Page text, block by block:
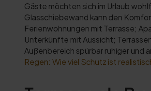
Gäste möchten sich im Urlaub
Glasschiebewand kann den
Ferienwohnungen mit Terrasse;
Unterkünfte mit Aussicht;
Außenbereich spürbar ruhiger und
Regen: Wie viel Schutz ist